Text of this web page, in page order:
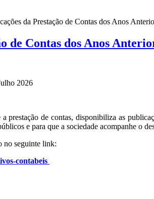
da Prestação de Contas dos Anos
de Contas dos Anos
2026
de contas, disponibiliza as
e para que a sociedade acompanhe o
no seguinte link:
contabeis